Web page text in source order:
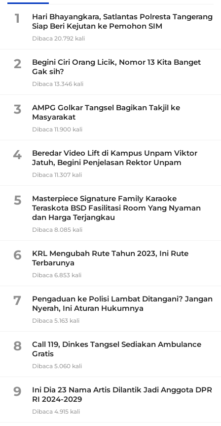
1
Hari Bhayangkara, Satlantas Polresta Tangerang
Siap Beri Kejutan ke Pemohon SIM
Dibaca 20.792 kali
2
Begini Ciri Orang Licik, Nomor 13 Kita Banget
Gak sih?
Dibaca 13.346 kali
3
AMPG Golkar Tangsel Bagikan Takjil ke
Masyarakat
Dibaca 11.900 kali
4
Beredar Video Lift di Kampus Unpam Viktor
Jatuh, Begini Penjelasan Rektor Unpam
Dibaca 11.307 kali
5
Masterpiece Signature Family Karaoke
Teraskota BSD Fasilitasi Room Yang Nyaman
dan Harga Terjangkau
Dibaca 8.085 kali
6
KRL Mengubah Rute Tahun 2023, Ini Rute
Terbarunya
Dibaca 6.853 kali
7
Pengaduan ke Polisi Lambat Ditangani? Jangan
Nyerah, Ini Aturan Hukumnya
Dibaca 5.163 kali
8
Call 119, Dinkes Tangsel Sediakan Ambulance
Gratis
Dibaca 5.060 kali
9
Ini Dia 23 Nama Artis Dilantik Jadi Anggota DPR
RI 2024-2029
Dibaca 4.915 kali